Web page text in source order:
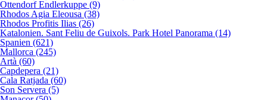
Ottendorf Endlerkuppe (9)
Rhodos Agia Eleousa (38)
Rhodos Profitis Ilias (26)
Katalonien. Sant Feliu de Guixols. Park Hotel Panorama (14)
Spanien (621)
Mallorca (245)
Artà (60)
Capdepera (21)
Cala Ratjada (60)
Son Servera (5)